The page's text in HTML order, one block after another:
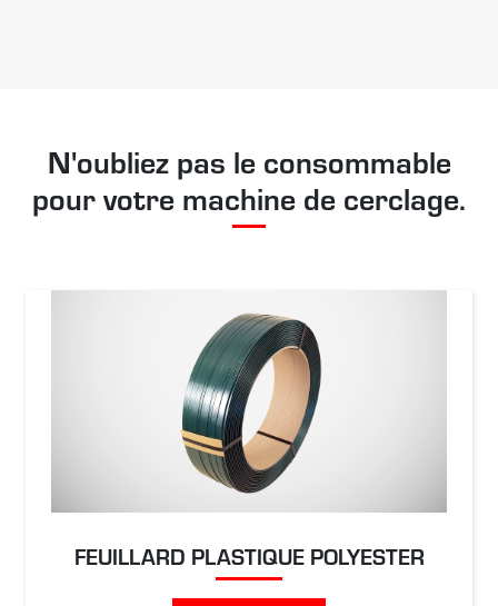
N'oubliez pas le consommable
pour votre machine de cerclage.
FEUILLARD PLASTIQUE POLYESTER